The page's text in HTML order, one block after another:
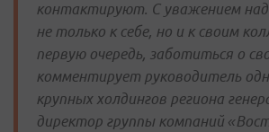
контактируют. С уважением
не только к себе, но и к своим
первую очередь, заботиться о
комментирует руководитель
крупных холдингов региона
директор группы компаний